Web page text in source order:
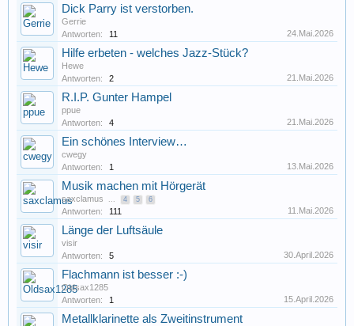
Dick Parry ist verstorben.
Gerrie
Antworten:
11 24.Mai.2026
Hilfe erbeten - welches Jazz-Stück?
Hewe
Antworten:
2 21.Mai.2026
R.I.P. Gunter Hampel
ppue
Antworten:
4 21.Mai.2026
Ein schönes Interview…
cwegy
Antworten:
1 13.Mai.2026
Musik machen mit Hörgerät
saxclamus ... 4 5 6
Antworten: 111 11.Mai.2026
Länge der Luftsäule
visir
Antworten:
5 30.April.2026
Flachmann ist besser :-)
Oldsax1285
Antworten:
1 15.April.2026
Metallklarinette als Zweitinstrument